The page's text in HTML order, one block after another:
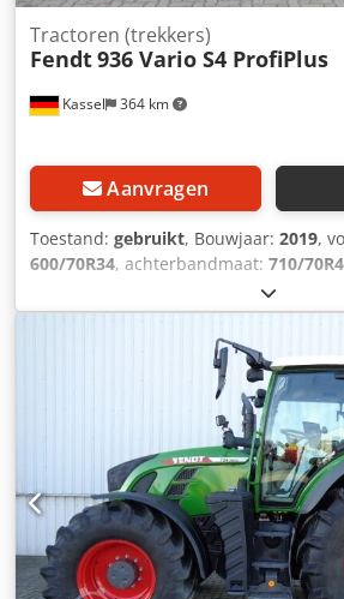
Kassel 364 km
Tractoren (trekkers)
Fendt936 Vario S4 ProfiPlus
Aanvragen
Toestand: gebruikt, Bouwjaar: 2019,
600/70R34, achterbandmaat: 710/
, Radarsensor, Vario-
dakluik / VarioGuide Variotronic
VarioGuide / Controller GSM,
stoel / Hydraulische pomp 152 l/min /